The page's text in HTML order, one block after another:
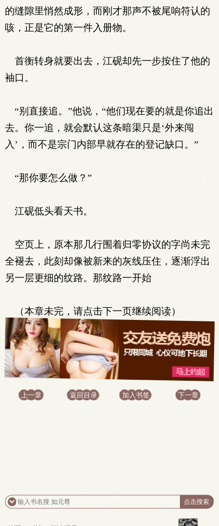
的缝隙里悄然成形，而刚才那声不被尾响符认的
咳，正是它的第一件入册物。
首衡转身就要出去，江砚却先一步按住了他的
袖口。
“别直接追。”他说，“他们现在要的就是你追出
去。你一追，就会默认这条暗渠只是‘外来闯
入’，而不是宗门内部早就存在的登记缺口。”
“那你要怎么做？”
江砚低头看天书。
空页上，原本那几行围着归零协议的字尚未完
全褪去，此刻却像被新来的灰线压住，逐渐浮出
另一层更细的纹路。那纹路一开始
（本章未完，请点击下一页继续阅读）
上一章 返回目录 加入书签 下一章